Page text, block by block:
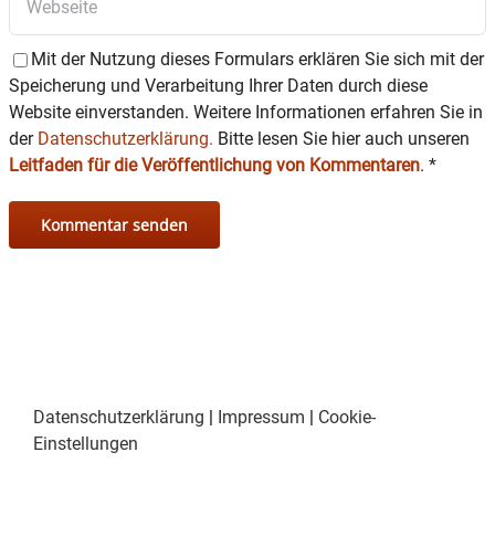
Mit der Nutzung dieses Formulars erklären Sie sich mit der
Speicherung und Verarbeitung Ihrer Daten durch diese
Website einverstanden. Weitere Informationen erfahren Sie in
der Datenschutzerklärung. Bitte lesen Sie hier auch unseren
Leitfaden für die Veröffentlichung von Kommentaren. *
Datenschutzerklärung | Impressum | Cookie-
Einstellungen